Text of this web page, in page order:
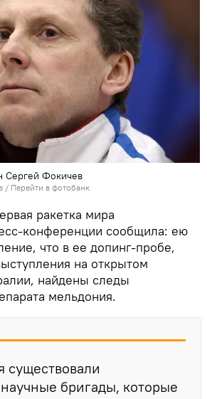
Сергей Фокичев
/ Перейти в фотобанк
ракетка мира
конференции сообщила: ею
что в ее допинг-пробе,
на открытом
найдены следы
мельдония.
бригады, которые